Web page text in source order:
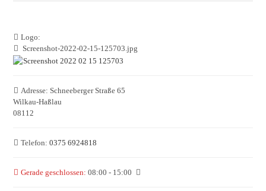
Logo:
Screenshot-2022-02-15-125703.jpg
Adresse: Schneeberger Straße 65
Wilkau-Haßlau
08112
Telefon: 0375 6924818
Gerade geschlossen: 08:00 - 15:00